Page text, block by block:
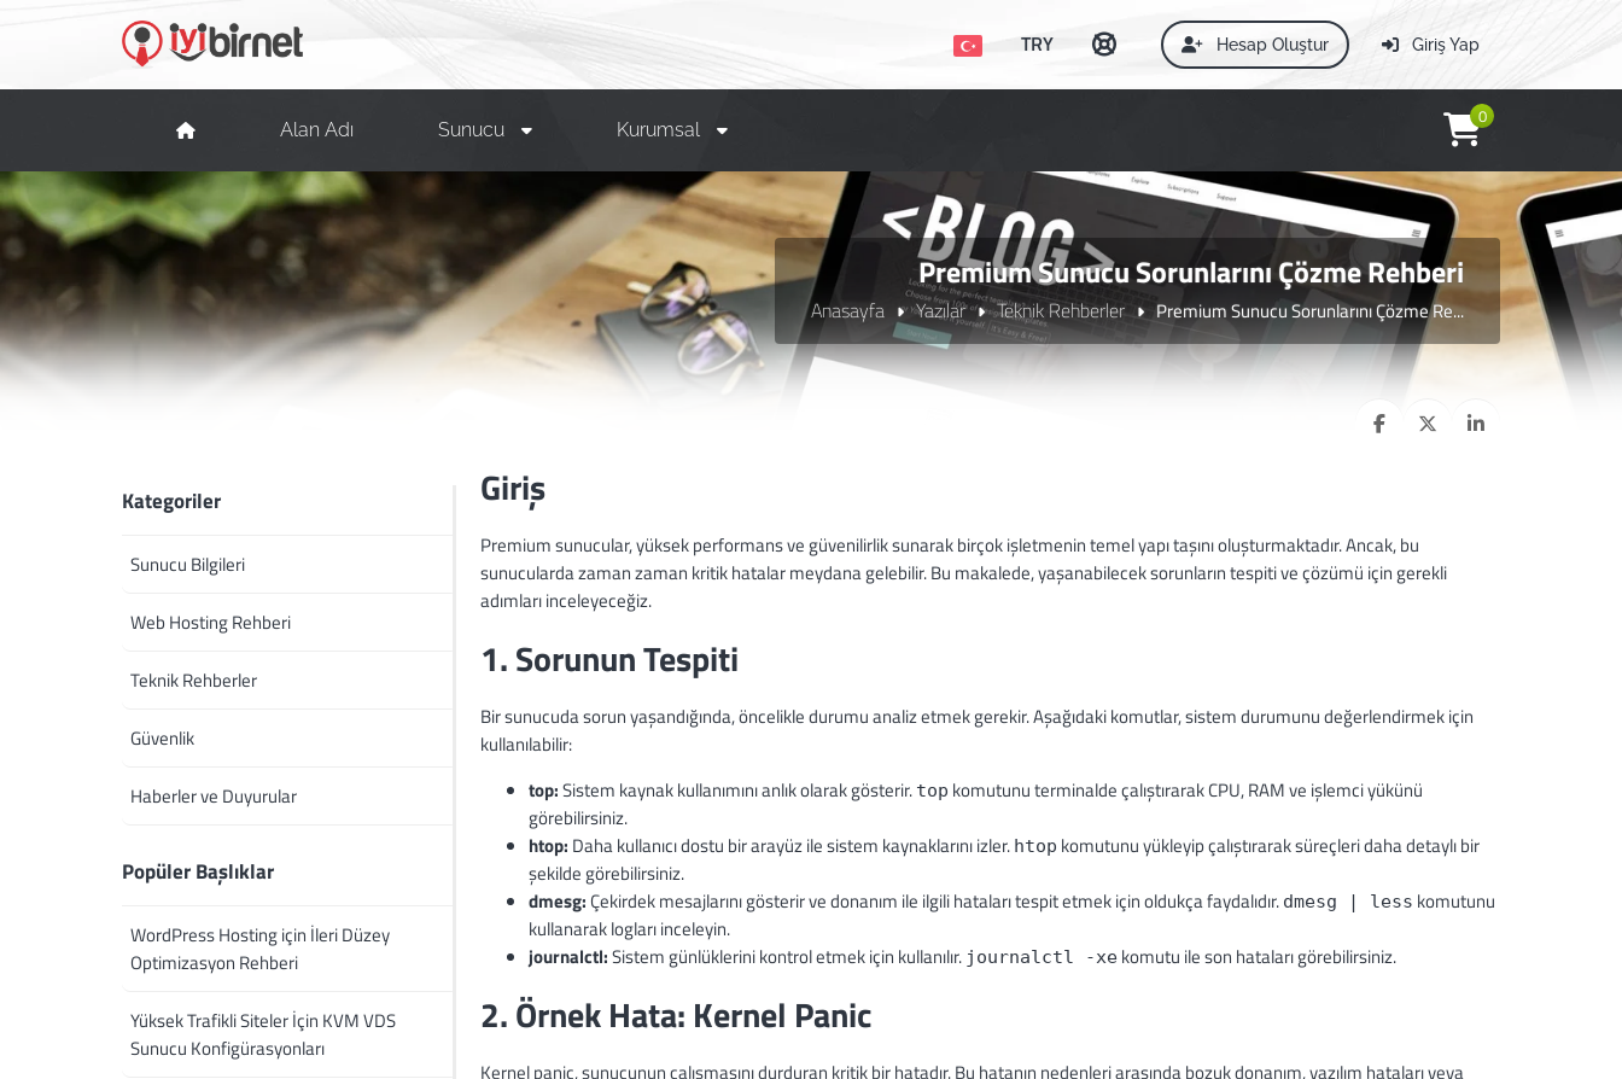
Giriş Yap
Hesap Oluştur
TRY
Alan Adı Sunucu Kurumsal
0
Premium Sunucu Sorunlarını Çözme Rehberi
Anasayfa Yazılar Teknik Rehberler Premium Sunucu Sorunlarını Çözme Re...
Giriş
Premium sunucular, yüksek performans ve güvenilirlik sunarak birçok işletmenin temel yapı taşını oluşturmaktadır. Ancak, bu
sunucularda zaman zaman kritik hatalar meydana gelebilir. Bu makalede, yaşanabilecek sorunların tespiti ve çözümü için gerekli
adımları inceleyeceğiz.
1. Sorunun Tespiti
Bir sunucuda sorun yaşandığında, öncelikle durumu analiz etmek gerekir. Aşağıdaki komutlar, sistem durumunu değerlendirmek için
kullanılabilir:
top:Sistem kaynak kullanımını anlık olarak gösterir. top komutunu terminalde çalıştırarak CPU, RAM ve işlemci yükünü
görebilirsiniz.
htop: Daha kullanıcı dostu bir arayüz ile sistem kaynaklarını izler. htop komutunu yükleyip çalıştırarak süreçleri daha detaylı bir
şekilde görebilirsiniz.
dmesg: Çekirdek mesajlarını gösterir ve donanım ile ilgili hataları tespit etmek için oldukça faydalıdır. dmesg | less komutunu
kullanarak logları inceleyin.
journalctl:Sistem günlüklerini kontrol etmek için kullanılır. journalctl -xekomutu ile son hataları görebilirsiniz.
2. Örnek Hata: Kernel Panic
Kernel panic, sunucunun çalışmasını durduran kritik bir hatadır. Bu hatanın nedenleri arasında bozuk donanım, yazılım hataları veya
Kategoriler
Sunucu Bilgileri
Web Hosting Rehberi
Teknik Rehberler
Güvenlik
Haberler ve Duyurular
Popüler Başlıklar
WordPress Hosting için İleri Düzey
Optimizasyon Rehberi
Yüksek Trafikli Siteler İçin KVM VDS
Sunucu Konfigürasyonları